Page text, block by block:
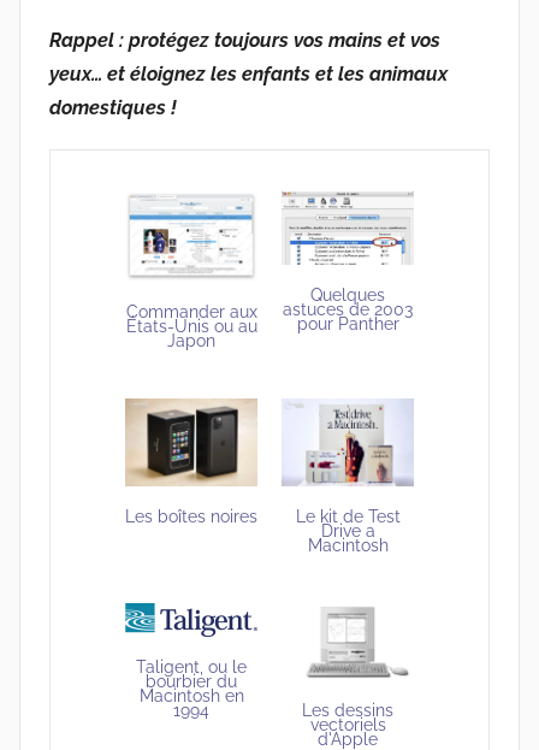
Rappel : protégez toujours vos mains et vos
yeux… et éloignez les enfants et les animaux
domestiques !
Commander aux
États-Unis ou au
Japon
Quelques
astuces de 2003
pour Panther
Les boîtes noires Le kit de Test
Drive a
Macintosh
Taligent, ou le
bourbier du
Macintosh en
1994 Les dessins
vectoriels
d'Apple